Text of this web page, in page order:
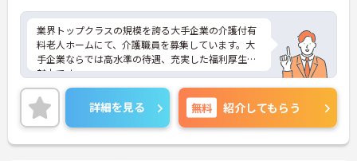
業界トップクラスの規模を誇る大手企業の介護付有
料老人ホームにて、介護職員を募集しています。大
手企業ならでは高水準の待遇、充実した福利厚生が
魅力です。
ご興味ある方には、面接対策ポイントなど、さらに
詳細をお話しいたしますのでお気軽にご相談くださ
い。
詳細を見る 無料 紹介してもらう